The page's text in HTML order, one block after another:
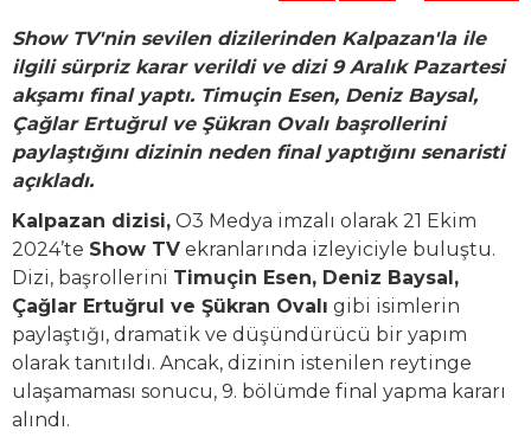
Show TV'nin sevilen dizilerinden Kalpazan'la ile
ilgili sürpriz karar verildi ve dizi 9 Aralık Pazartesi
akşamı final yaptı. Timuçin Esen, Deniz Baysal,
Çağlar Ertuğrul ve Şükran Ovalı başrollerini
paylaştığını dizinin neden final yaptığını senaristi
açıkladı.
Kalpazan dizisi, O3 Medya imzalı olarak 21 Ekim
2024’te Show TV ekranlarında izleyiciyle buluştu.
Dizi, başrollerini Timuçin Esen, Deniz Baysal,
Çağlar Ertuğrul ve Şükran Ovalı gibi isimlerin
paylaştığı, dramatik ve düşündürücü bir yapım
olarak tanıtıldı. Ancak, dizinin istenilen reytinge
ulaşamaması sonucu, 9. bölümde final yapma kararı
alındı.